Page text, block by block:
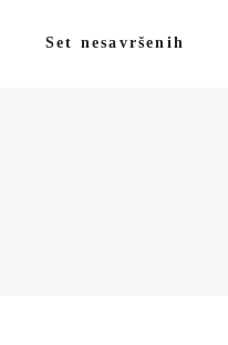
Set nesavršenih